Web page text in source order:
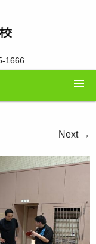
1666
Next →